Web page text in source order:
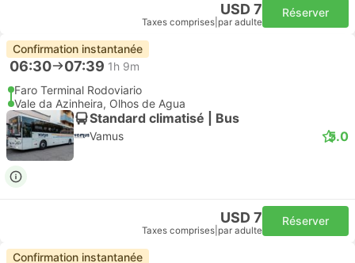
USD 7
Taxes comprises par adulte
Réserver
Confirmation instantanée
06:30 07:39 1h 9m
Faro Terminal Rodoviario
Vale da Azinheira, Olhos de Agua
Standard climatisé | Bus
Vamus 5.0
USD 7
Taxes comprises par adulte
Réserver
Confirmation instantanée